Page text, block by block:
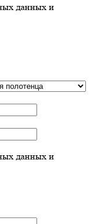
данных и
данных и